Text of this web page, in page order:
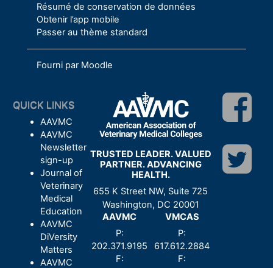
Résumé de conservation de données
Obtenir l’app mobile
Passer au thème standard
Fourni par Moodle
QUICK LINKS
AAVMC
AAVMC
Newsletter
sign-up
Journal of
Veterinary
Medical
Education
AAVMC
DiVersity
Matters
AAVMC
TRUSTED LEADER. VALUED
PARTNER. ADVANCING
HEALTH.
655 K Street NW, Suite 725
Washington, DC 20001
AAVMC
P:
202.371.9195
F:
VMCAS
P:
617.612.2884
F: